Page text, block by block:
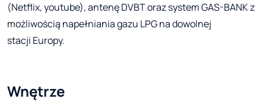
(Netflix, youtube), antenę DVBT oraz system GAS-BANK z
możliwością napełniania gazu LPG na dowolnej
stacji Europy.
Wnętrze